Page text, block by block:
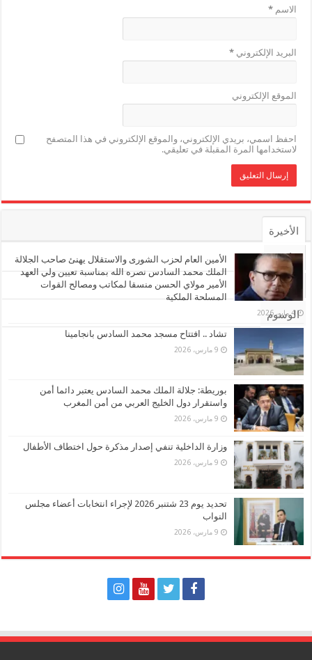
الاسم*
البريد الإلكتروني*
الموقع الإلكتروني
احفظ اسمي، بريدي الإلكتروني، والموقع الإلكتروني في هذا المتصفح
لاستخدامها المرة المقبلة في تعليقي.
الأخيرة
الأشهر
تعليقات
الوسوم
الأمين العام لحزب الشورى والاستقلال يهنئ صاحب الجلالة
الملك محمد السادس نصره الله بمناسبة تعيين ولي العهد
الأمير مولاي الحسن منسقا لمكاتب ومصالح القوات
المسلحة الملكية
4 مايو، 2026
تشاد .. افتتاح مسجد محمد السادس بانجامينا
9 مارس، 2026
بوريطة: جلالة الملك محمد السادس يعتبر دائما أمن
واستقرار دول الخليج العربي من أمن المغرب
9 مارس، 2026
وزارة الداخلية تنفي إصدار مذكرة حول اختطاف الأطفال
9 مارس، 2026
تحديد يوم 23 شتنبر 2026 لإجراء انتخابات أعضاء مجلس
النواب
9 مارس، 2026